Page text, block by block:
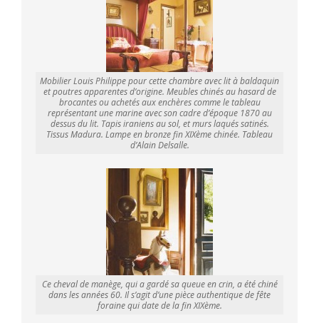
Mobilier Louis Philippe pour cette chambre avec lit à baldaquin
et poutres apparentes d’origine. Meubles chinés au hasard de
brocantes ou achetés aux enchères comme le tableau
représentant une marine avec son cadre d’époque 1870 au
dessus du lit. Tapis iraniens au sol, et murs laqués satinés.
Tissus Madura. Lampe en bronze fin XIXème chinée. Tableau
d’Alain Delsalle.
Ce cheval de manège, qui a gardé sa queue en crin, a été chiné
dans les années 60. Il s’agit d’une pièce authentique de fête
foraine qui date de la fin XIXème.